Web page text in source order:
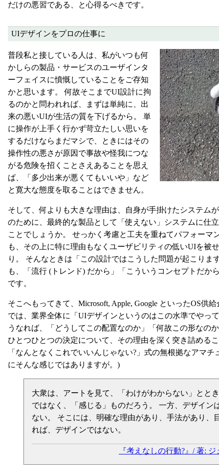
だけの悪習である、と心得るべきです。
UIデザインをプロの仕事に
普段私と接している人は、私がいつも何
かしらの製品・サービスのユーザインタ
ーフェイスに憤慨していることをご存知
かと思います。 何故そこまでUI設計に拘
るのかと問われれば、まずは単純に、出
来の悪いUIが生活の質を下げるから。 単
に操作が上手く行かず苛立たしい思いを
するだけならまだマシで、ときにはその
操作性の悪さが原因で事故や怪我につな
がる危険を招くことさえあることを思え
ば、「多少出来が悪くてもいいや」など
と寛大な態度を取ることはできません。
そして、何よりも大きな理由は、自身が手掛けたシステム
のために、最終的な製品として「使えない」システムに仕
ことでしょうか。 せっかく考慮と工夫を重ねてパフォー
も、その上に特に理由もなくユーザビリティの低いUIを被
り。 そんなときは「この設計ではこうした問題が起こりま
も、「流行 (トレンド) だから」「こういうコンセプトだか
です。
そこへもってきて、Microsoft, Apple, Google といったOS供
では、業界全体に「UIデザインというのはこの水準でやっ
うなれば、「どうしてこの配置なのか」「何故この形なの
ひとつひとつの決定について、その理由を深く突き詰める
「なんとなくこれでいいんじゃない?」式の無根拠なアマ
にそんな感じではありますが。)
大衆は、アートを見て、「わけがわからない」とと
ではなく、「感じる」ものだろう。 一方、デザイ
ない。 そこには、明確な理由があり、手法があり、
れば、デザインではない。
『考えなしの行動?』/ 著: